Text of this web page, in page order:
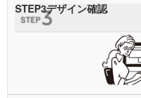
STEP3デザイン確認